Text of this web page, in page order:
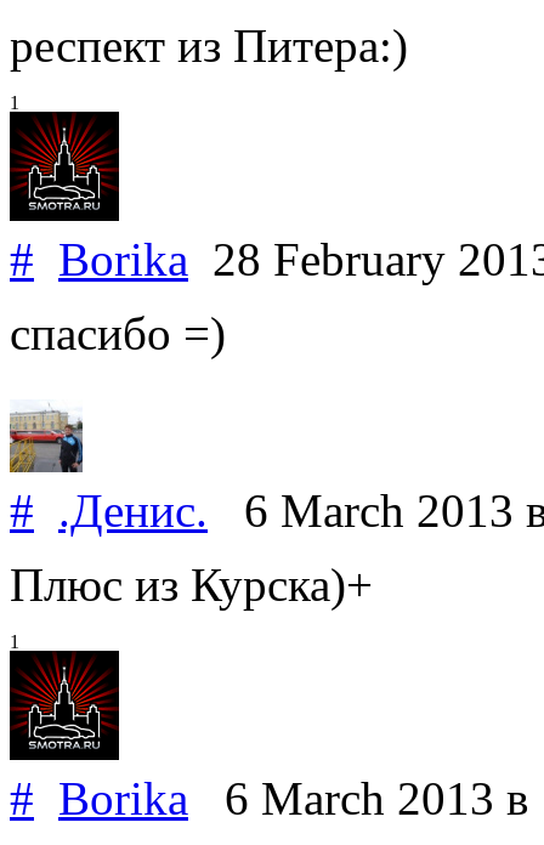
респект из Питера:)
1
# Borika 28 February
спасибо =)
# .Денис. 6 March 2013
Плюс из Курска)+
1
# Borika 6 March 2013 в